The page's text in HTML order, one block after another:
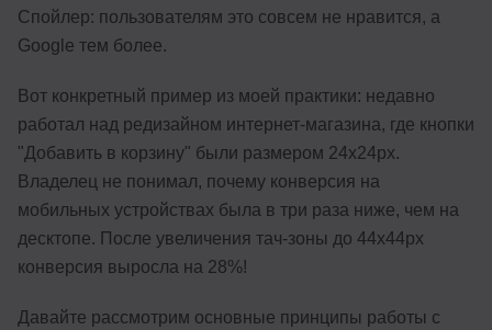
Спойлер: пользователям это совсем не нравится, а
Google тем более.
Вот конкретный пример из моей практики: недавно
работал над редизайном интернет-магазина, где кнопки
"Добавить в корзину" были размером 24x24px.
Владелец не понимал, почему конверсия на
мобильных устройствах была в три раза ниже, чем на
десктопе. После увеличения тач-зоны до 44x44px
конверсия выросла на 28%!
Давайте рассмотрим основные принципы работы с